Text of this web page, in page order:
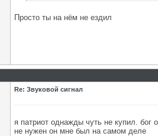
Просто ты на нём не ездил
Re: Звуковой сигнал
я патриот однажды чуть не купил. бог
не нужен он мне был на самом деле